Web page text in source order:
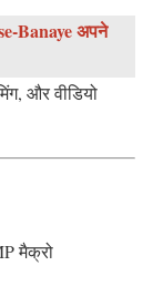
Banaye अपने
और वीडियो
मैक्रो